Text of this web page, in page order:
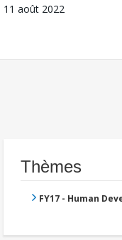
11 août 2022
Thèmes
FY17 - Human